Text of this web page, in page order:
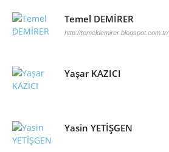
Temel DEMİRER
http://temeldemirer.blogspot.com.tr/
Yaşar KAZICI
Yasin YETİŞGEN